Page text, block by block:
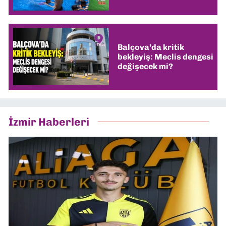
Balçova’da kritik
bekleyiş: Meclis dengesi
değişecek mi?
İzmir Haberleri